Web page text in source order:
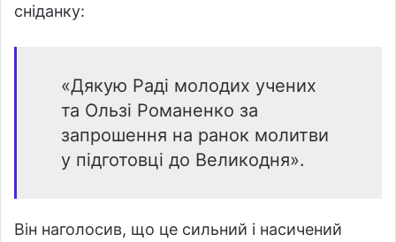
сніданку:
«Дякую Раді молодих учених
та Ользі Романенко за
запрошення на ранок молитви
у підготовці до Великодня».
Він наголосив, що це сильний і насичений